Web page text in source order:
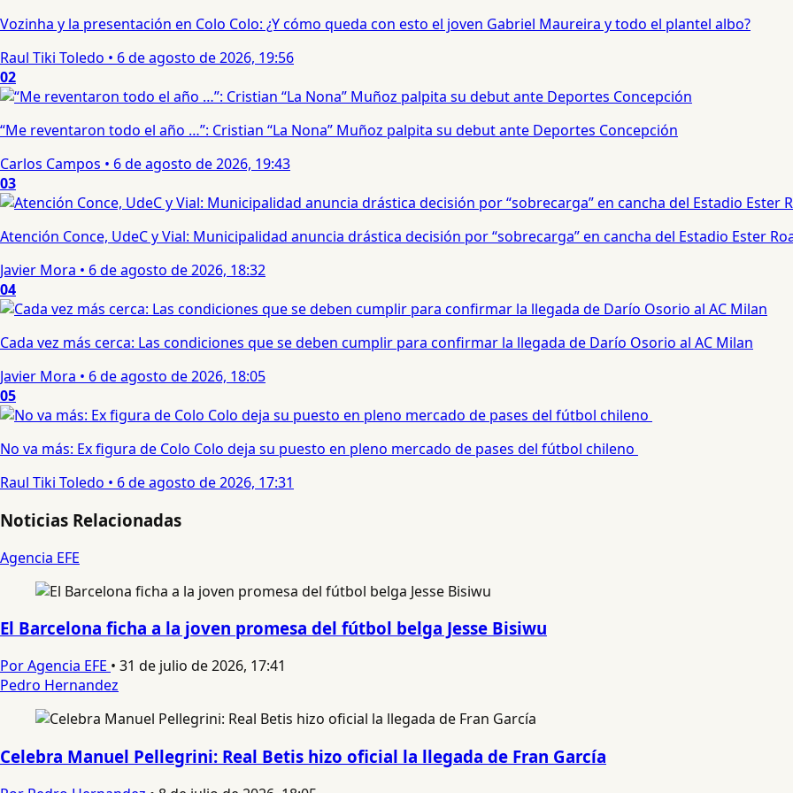
Vozinha y la presentación en Colo Colo: ¿Y cómo queda con esto el joven Gabriel Maureira y todo el plantel albo?
Raul Tiki Toledo • 6 de agosto de 2026, 19:56
02
“Me reventaron todo el año …”: Cristian “La Nona” Muñoz palpita su debut ante Deportes Concepción
Carlos Campos • 6 de agosto de 2026, 19:43
03
Atención Conce, UdeC y Vial: Municipalidad anuncia drástica decisión por “sobrecarga” en cancha del Estadio Ester
Javier Mora • 6 de agosto de 2026, 18:32
04
Cada vez más cerca: Las condiciones que se deben cumplir para confirmar la llegada de Darío Osorio al AC Milan
Javier Mora • 6 de agosto de 2026, 18:05
05
No va más: Ex figura de Colo Colo deja su puesto en pleno mercado de pases del fútbol chileno
Raul Tiki Toledo • 6 de agosto de 2026, 17:31
Noticias Relacionadas
Agencia EFE
El Barcelona ficha a la joven promesa del fútbol belga Jesse Bisiwu
Por Agencia EFE • 31 de julio de 2026, 17:41
Pedro Hernandez
Celebra Manuel Pellegrini: Real Betis hizo oficial la llegada de Fran García